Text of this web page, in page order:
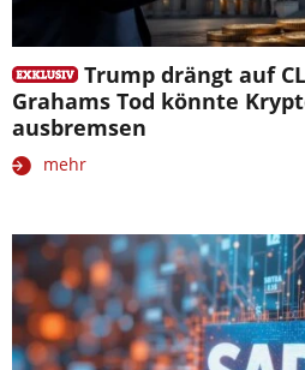
Trump drängt auf
Grahams Tod könnte
ausbremsen
mehr